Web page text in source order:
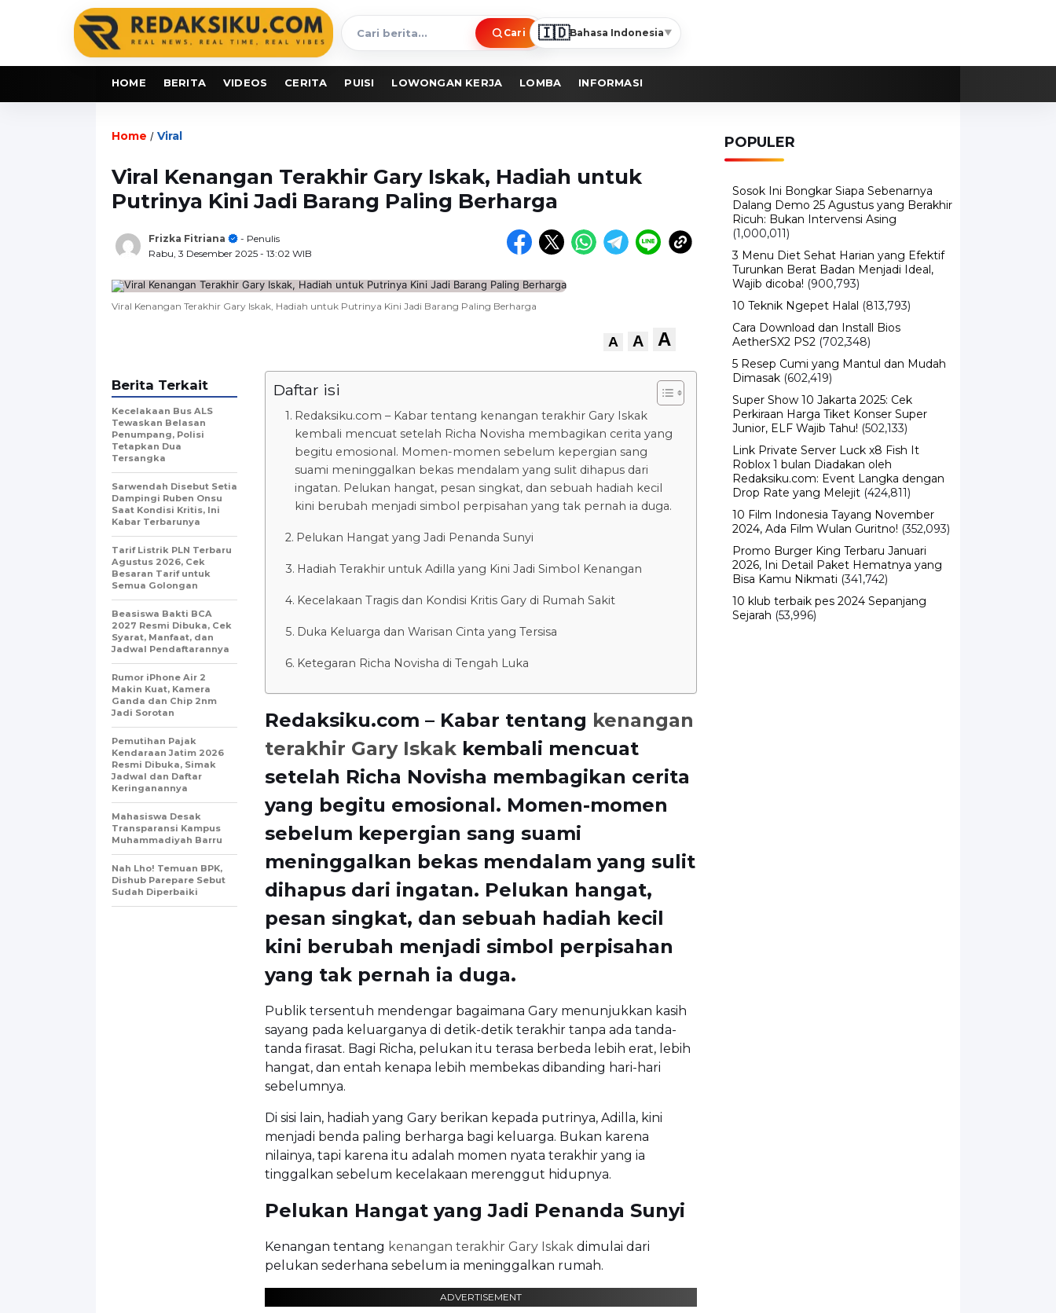
Cari
berita
Cari 🇮🇩Bahasa Indonesia▼
HOME BERITA VIDEOS CERITA PUISI LOWONGAN KERJA LOMBA INFORMASI
Home / Viral
Viral Kenangan Terakhir Gary Iskak, Hadiah untuk
Putrinya Kini Jadi Barang Paling Berharga
Frizka Fitriana
- Penulis
Rabu, 3 Desember 2025 - 13:02 WIB
Viral Kenangan Terakhir Gary Iskak, Hadiah untuk Putrinya Kini Jadi Barang Paling Berharga
A A A
Daftar isi
Redaksiku.com – Kabar tentang kenangan terakhir Gary Iskak
kembali mencuat setelah Richa Novisha membagikan cerita yang
begitu emosional. Momen-momen sebelum kepergian sang
suami meninggalkan bekas mendalam yang sulit dihapus dari
ingatan. Pelukan hangat, pesan singkat, dan sebuah hadiah kecil
kini berubah menjadi simbol perpisahan yang tak pernah ia duga.
Pelukan Hangat yang Jadi Penanda Sunyi
Hadiah Terakhir untuk Adilla yang Kini Jadi Simbol Kenangan
Kecelakaan Tragis dan Kondisi Kritis Gary di Rumah Sakit
Duka Keluarga dan Warisan Cinta yang Tersisa
Ketegaran Richa Novisha di Tengah Luka
Redaksiku.com – Kabar tentang kenangan
terakhir Gary Iskak kembali mencuat
setelah Richa Novisha membagikan cerita
yang begitu emosional. Momen-momen
sebelum kepergian sang suami
meninggalkan bekas mendalam yang sulit
dihapus dari ingatan. Pelukan hangat,
pesan singkat, dan sebuah hadiah kecil
kini berubah menjadi simbol perpisahan
yang tak pernah ia duga.
Publik tersentuh mendengar bagaimana Gary menunjukkan kasih
sayang pada keluarganya di detik-detik terakhir tanpa ada tanda-
tanda firasat. Bagi Richa, pelukan itu terasa berbeda lebih erat, lebih
hangat, dan entah kenapa lebih membekas dibanding hari-hari
sebelumnya.
Di sisi lain, hadiah yang Gary berikan kepada putrinya, Adilla, kini
menjadi benda paling berharga bagi keluarga. Bukan karena
nilainya, tapi karena itu adalah momen nyata terakhir yang ia
tinggalkan sebelum kecelakaan merenggut hidupnya.
Pelukan Hangat yang Jadi Penanda Sunyi
Kenangan tentang kenangan terakhir Gary Iskak dimulai dari
pelukan sederhana sebelum ia meninggalkan rumah.
ADVERTISEMENT
Berita Terkait
Kecelakaan Bus ALS
Tewaskan Belasan
Penumpang, Polisi
Tetapkan Dua
Tersangka
Sarwendah Disebut Setia
Dampingi Ruben Onsu
Saat Kondisi Kritis, Ini
Kabar Terbarunya
Tarif Listrik PLN Terbaru
Agustus 2026, Cek
Besaran Tarif untuk
Semua Golongan
Beasiswa Bakti BCA
2027 Resmi Dibuka, Cek
Syarat, Manfaat, dan
Jadwal Pendaftarannya
Rumor iPhone Air 2
Makin Kuat, Kamera
Ganda dan Chip 2nm
Jadi Sorotan
Pemutihan Pajak
Kendaraan Jatim 2026
Resmi Dibuka, Simak
Jadwal dan Daftar
Keringanannya
Mahasiswa Desak
Transparansi Kampus
Muhammadiyah Barru
Nah Lho! Temuan BPK,
Dishub Parepare Sebut
Sudah Diperbaiki
POPULER
Sosok Ini Bongkar Siapa Sebenarnya
Dalang Demo 25 Agustus yang Berakhir
Ricuh: Bukan Intervensi Asing
(1,000,011)
3 Menu Diet Sehat Harian yang Efektif
Turunkan Berat Badan Menjadi Ideal,
Wajib dicoba! (900,793)
10 Teknik Ngepet Halal (813,793)
Cara Download dan Install Bios
AetherSX2 PS2 (702,348)
5 Resep Cumi yang Mantul dan Mudah
Dimasak (602,419)
Super Show 10 Jakarta 2025: Cek
Perkiraan Harga Tiket Konser Super
Junior, ELF Wajib Tahu! (502,133)
Link Private Server Luck x8 Fish It
Roblox 1 bulan Diadakan oleh
Redaksiku.com: Event Langka dengan
Drop Rate yang Melejit (424,811)
10 Film Indonesia Tayang November
2024, Ada Film Wulan Guritno! (352,093)
Promo Burger King Terbaru Januari
2026, Ini Detail Paket Hematnya yang
Bisa Kamu Nikmati (341,742)
10 klub terbaik pes 2024 Sepanjang
Sejarah (53,996)